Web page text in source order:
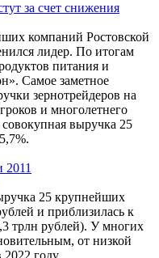
за счет снижения
компаний Ростовской
лидер. По итогам
питания и
Самое заметное
зернотрейдеров на
и многолетнего
выручка 25
25 крупнейших
и приблизилась к
трлн рублей). У многих
от низкой